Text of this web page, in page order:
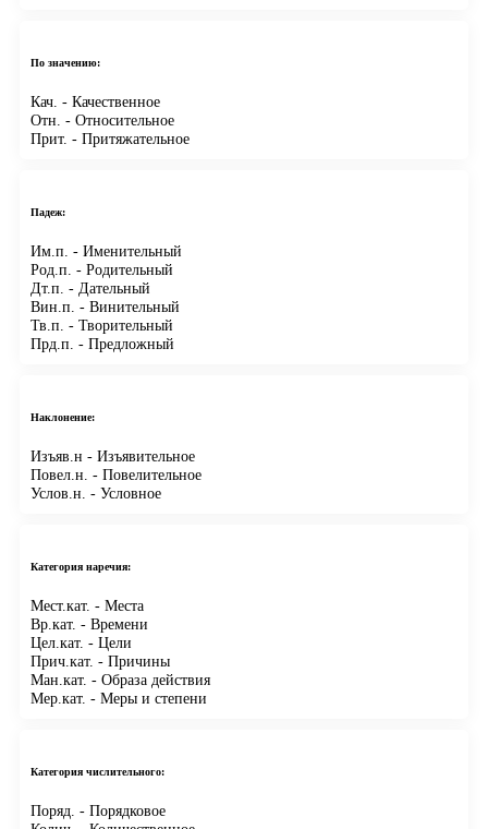
По значению:
Кач. - Качественное
Отн. - Относительное
Прит. - Притяжательное
Падеж:
Им.п. - Именительный
Род.п. - Родительный
Дт.п. - Дательный
Вин.п. - Винительный
Тв.п. - Творительный
Прд.п. - Предложный
Наклонение:
Изъяв.н - Изъявительное
Повел.н. - Повелительное
Услов.н. - Условное
Категория наречия:
Мест.кат. - Места
Вр.кат. - Времени
Цел.кат. - Цели
Прич.кат. - Причины
Ман.кат. - Образа действия
Мер.кат. - Меры и степени
Категория числительного:
Поряд. - Порядковое